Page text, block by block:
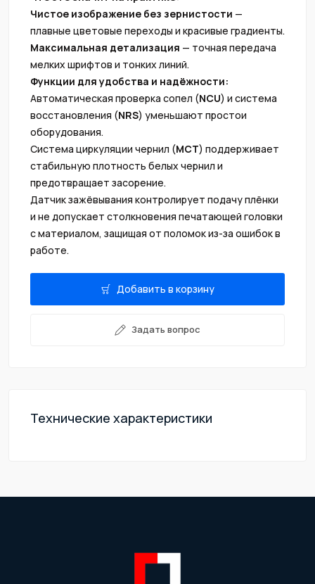
Чистое изображение без зернистости —
плавные цветовые переходы и красивые градиенты.
Максимальная детализация — точная передача
мелких шрифтов и тонких линий.
Функции для удобства и надёжности:
Автоматическая проверка сопел (NCU) и система
восстановления (NRS) уменьшают простои
оборудования.
Система циркуляции чернил (MCT) поддерживает
стабильную плотность белых чернил и
предотвращает засорение.
Датчик зажёвывания контролирует подачу плёнки
и не допускает столкновения печатающей головки
с материалом, защищая от поломок из-за ошибок в
работе.
Добавить в корзину
Задать вопрос
Технические характеристики